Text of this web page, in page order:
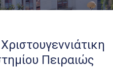
Πειραιώς